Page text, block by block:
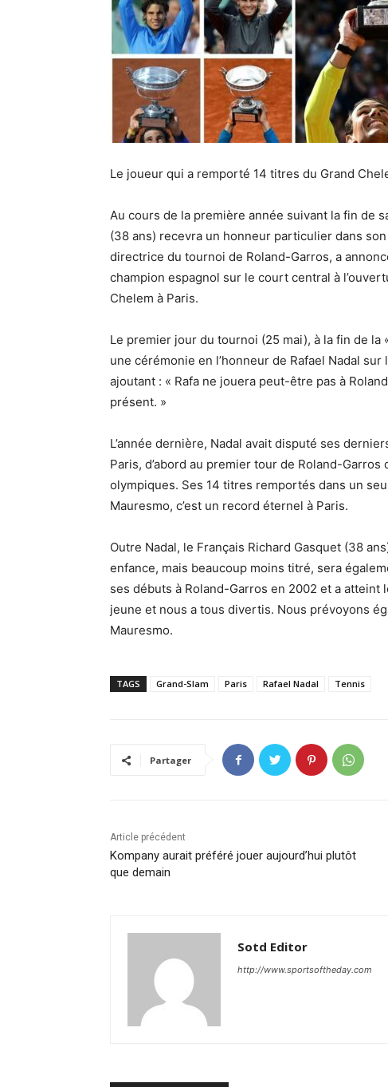
Le joueur qui a remporté 14 titres du Grand
Au cours de la première année suivant la fin de
(38 ans) recevra un honneur particulier dans
directrice du tournoi de Roland-Garros, a
champion espagnol sur le court central à
Chelem à Paris.
Le premier jour du tournoi (25 mai), à la fin de la
une cérémonie en l’honneur de Rafael Nadal
ajoutant : « Rafa ne jouera peut-être pas à
présent. »
L’année dernière, Nadal avait disputé ses
Paris, d’abord au premier tour de Roland-
olympiques. Ses 14 titres remportés dans un
Mauresmo, c’est un record éternel à Paris.
Outre Nadal, le Français Richard Gasquet (38
enfance, mais beaucoup moins titré, sera
ses débuts à Roland-Garros en 2002 et a atteint
jeune et nous a tous divertis. Nous prévoyons
Mauresmo.
TAGS Grand-Slam Paris Rafael Nadal Tennis
Partager
Article précédent
Kompany aurait préféré jouer aujourd’hui plutôt
que demain
Sotd Editor
http://www.sportsoftheday.com